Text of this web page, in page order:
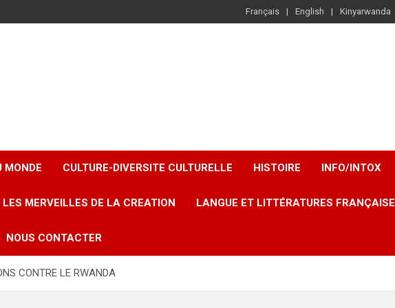
Français English Kinyarwanda
MONDE CULTURE-DIVERSITE CULTURELLE HISTOIRE INFO/INTOX
LES MERVEILLES DE LA CREATION LANGUE ET LITTÉRATURES FRANÇAISE
NOUS CONTACTER
CONTRE LE RWANDA